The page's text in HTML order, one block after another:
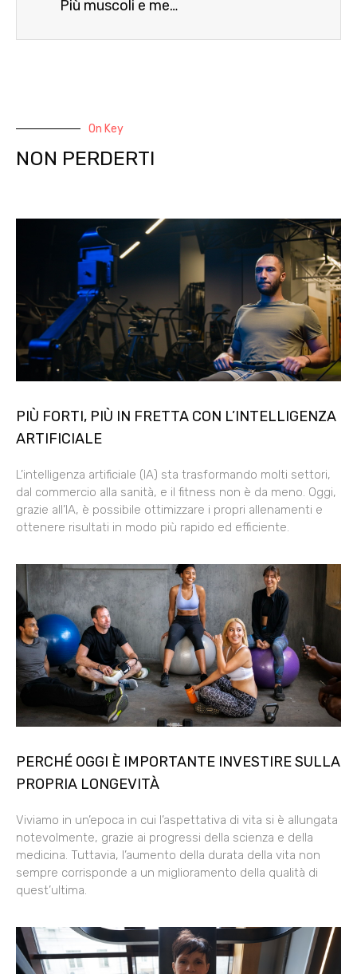
Più muscoli e meno mal di schiena, questo è il segreto
On Key
NON PERDERTI
PIÙ FORTI, PIÙ IN FRETTA CON L’INTELLIGENZA
ARTIFICIALE
L’intelligenza artificiale (IA) sta trasformando molti settori,
dal commercio alla sanità, e il fitness non è da meno. Oggi,
grazie all’IA, è possibile ottimizzare i propri allenamenti e
ottenere risultati in modo più rapido ed efficiente.
PERCHÉ OGGI È IMPORTANTE INVESTIRE SULLA
PROPRIA LONGEVITÀ
Viviamo in un’epoca in cui l’aspettativa di vita si è allungata
notevolmente, grazie ai progressi della scienza e della
medicina. Tuttavia, l’aumento della durata della vita non
sempre corrisponde a un miglioramento della qualità di
quest’ultima.